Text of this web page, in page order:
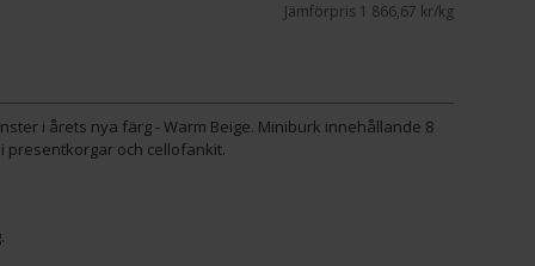
Jämförpris1 866,67 kr/kg
i årets nya färg - Warm Beige. Miniburk innehållande 8
presentkorgar och cellofankit.